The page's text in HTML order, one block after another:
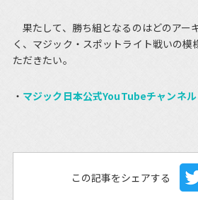
果たして、勝ち組となるのはどのアー
く、マジック・スポットライト戦いの模
ただきたい。
マジック日本公式YouTubeチャンネ
この記事をシェアする